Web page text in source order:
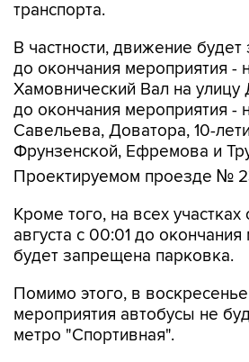
транспорта.
В частности, движение
до окончания мероприятия -
Хамовнический Вал на улицу
до окончания мероприятия -
Савельева, Доватора, 10-
Фрунзенской, Ефремова и
Проектируемом проезде №
Кроме того, на всех
августа с 00:01 до
будет запрещена парковка.
Помимо этого, в
мероприятия автобусы не
метро "Спортивная".